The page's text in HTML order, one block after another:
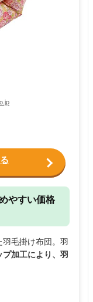
やすい価格
毛掛け布団。羽
加工により、羽